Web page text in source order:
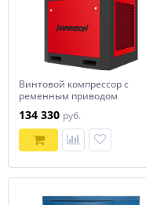
Винтовой компрессор с
ременным приводом
134 330 руб.